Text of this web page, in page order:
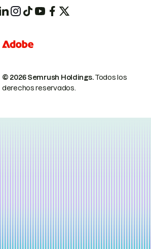
© 2026 Semrush Holdings.Todos los
derechos reservados.